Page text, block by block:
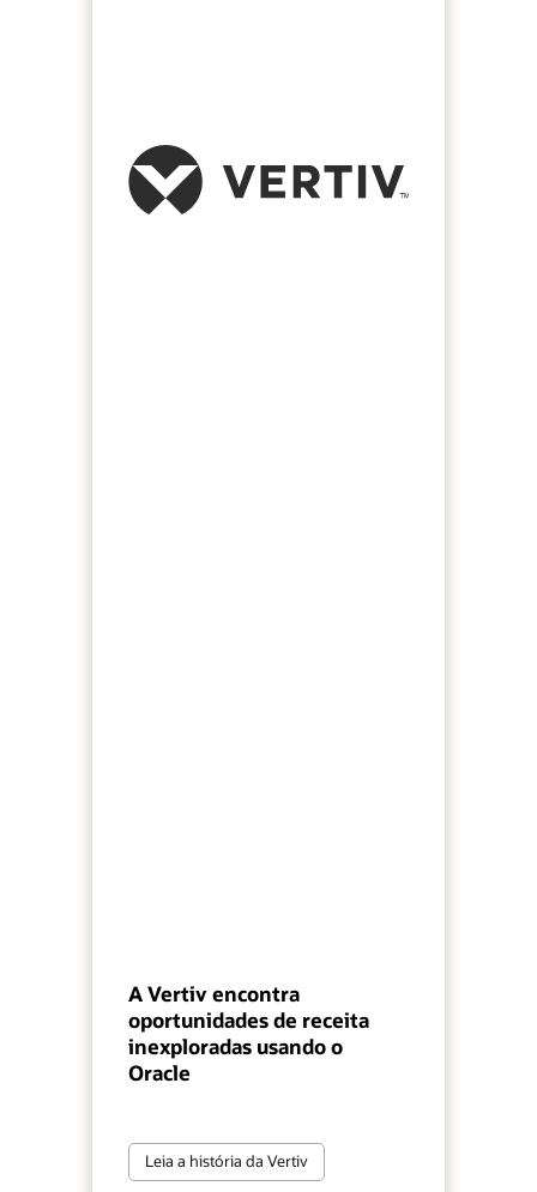
A Vertiv encontra
oportunidades de receita
inexploradas usando o
Oracle
Leia a história da Vertiv